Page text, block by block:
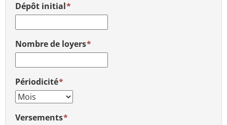
Dépôt initial
Nombre de loyers
Périodicité
Versements